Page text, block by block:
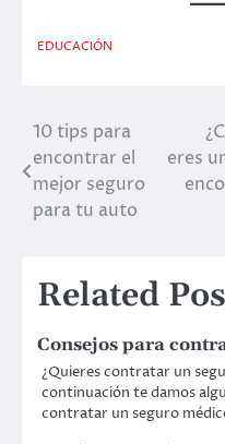
EDUCACIÓN
Post
navigation
10 tips para
encontrar el
mejor seguro
para tu auto
eres
Related
Consejos para
¿Quieres contratar un
continuación te damos
contratar un seguro